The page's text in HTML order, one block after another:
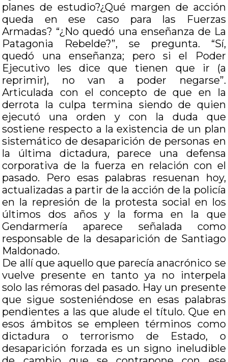
planes de estudio?¿Qué margen de acción
queda en ese caso para las Fuerzas
Armadas? “¿No quedó una enseñanza de La
Patagonia Rebelde?”, se pregunta. “Sí,
quedó una enseñanza; pero si el Poder
Ejecutivo les dice que tienen que ir (a
reprimir), no van a poder negarse”.
Articulada con el concepto de que en la
derrota la culpa termina siendo de quien
ejecutó una orden y con la duda que
sostiene respecto a la existencia de un plan
sistemático de desaparición de personas en
la última dictadura, parece una defensa
corporativa de la fuerza en relación con el
pasado. Pero esas palabras resuenan hoy,
actualizadas a partir de la acción de la policía
en la represión de la protesta social en los
últimos dos años y la forma en la que
Gendarmería aparece señalada como
responsable de la desaparición de Santiago
Maldonado.
De allí que aquello que parecía anacrónico se
vuelve presente en tanto ya no interpela
solo las rémoras del pasado. Hay un presente
que sigue sosteniéndose en esas palabras
pendientes a las que alude el título. Que en
esos ámbitos se empleen términos como
dictadura o terrorismo de Estado, o
desaparición forzada es un signo ineludible